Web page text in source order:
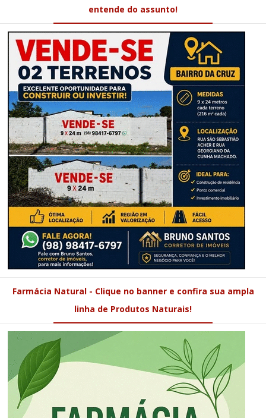
entende do assunto!
Farmácia Natural - Clique no banner e confira sua ampla
linha de Produtos Naturais!